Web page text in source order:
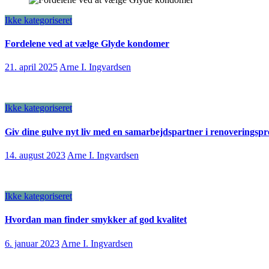
Ikke kategoriseret
Fordelene ved at vælge Glyde kondomer
21. april 2025Arne I. Ingvardsen
Ikke kategoriseret
Giv dine gulve nyt liv med en samarbejdspartner i
14. august 2023 Arne I. Ingvardsen
Ikke kategoriseret
Hvordan man finder smykker af god kvalitet
6. januar 2023 Arne I. Ingvardsen